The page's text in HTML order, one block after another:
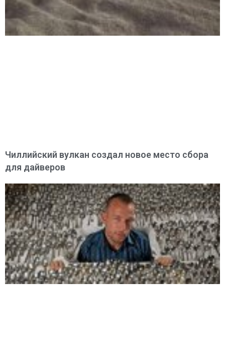
Чиллийский вулкан создал новое место сбора
для дайверов